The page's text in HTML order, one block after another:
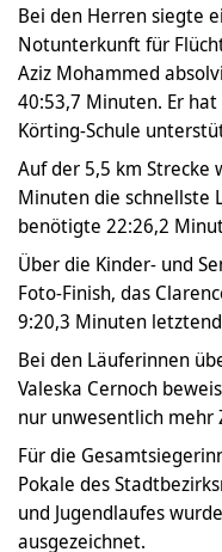
Bei den Herren siegte
Notunterkunft für
Aziz Mohammed
40:53,7 Minuten. Er
Körting-Schule
Auf der 5,5 km Strecke
Minuten die schnellste
benötigte 22:26,2
Über die Kinder- und
Foto-Finish, das
9:20,3 Minuten
Bei den Läuferinnen
Valeska Cernoch
nur unwesentlich
Für die
Pokale des
und Jugendlaufes
ausgezeichnet.